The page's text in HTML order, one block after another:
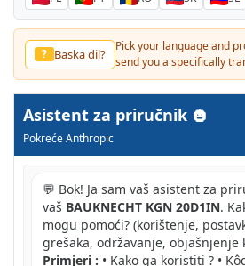
? Baska dil?
Pick your language and
send you a specifically
Asistent za priručnik
Pokreće Anthropic
💬 Bok! Ja sam vaš asistent za
vaš BAUKNECHT KGN 20D1IN.
mogu pomoći? (korištenje,
grešaka, održavanje, objašnjenje
Primjeri : • Kako ga koristiti ? •